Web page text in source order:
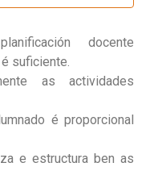
docente
suficiente.
as actividades
é proporcional
e estructura ben as